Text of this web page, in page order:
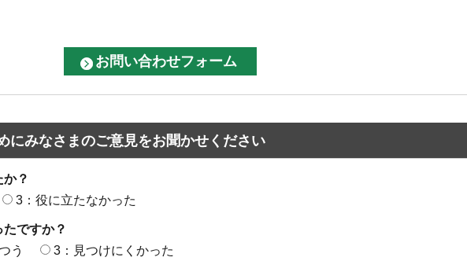
にみなさまのご意見をお聞かせください
？
3：役に立たなかった
ですか？
う 3：見つけにくかった